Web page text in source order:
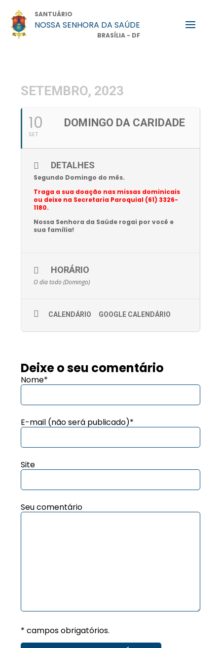
SANTUÁRIO
NOSSA SENHORA DA SAÚDE
BRASÍLIA - DF
SETEMBRO, 2023
10
SET
DOMINGO DA CARIDADE
DETALHES
Segundo Domingo do mês.
Traga a sua doação nas missas dominicais
ou deixe na Secretaria Paroquial (61) 3326-
1180.
Nossa Senhora da Saúde rogai por você e
sua família!
HORÁRIO
O dia todo (Domingo)
CALENDÁRIO GOOGLE CALENDÁRIO
Deixe o seu comentário
Nome*
E-mail (não será publicado)*
Site
Seu comentário
* campos obrigatórios.